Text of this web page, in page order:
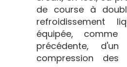
de course à
refroidissement
équipée,
précédente,
compression